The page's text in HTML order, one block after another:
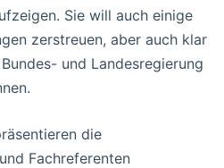
Sie will auch einige
zerstreuen, aber auch klar
und Landesregierung
die
Fachreferenten